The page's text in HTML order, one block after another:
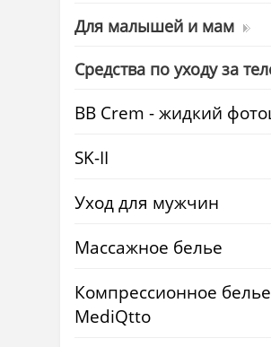
Для малышей и мам
Средства по уходу за
BB Crem - жидкий
SK-II
Уход для мужчин
Массажное белье
Компрессионное белье
MediQtto